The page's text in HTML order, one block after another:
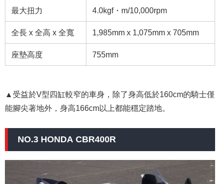
最大扭力 4.0kgf・m/10,000rpm
全長 x 全高 x 全寬 1,985mm x 1,075mm x 705mm
座墊高度 755mm
▲受益於V型四缸較窄的車身，除了身高低於160cm的騎士僅
能腳尖著地外，身高166cm以上都能穩定踏地。
NO.3 HONDA CBR400R